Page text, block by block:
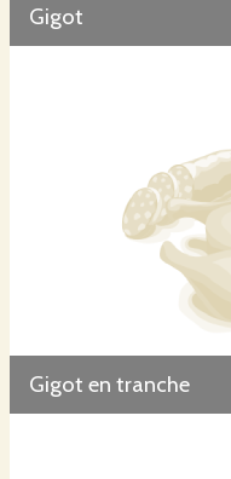
Gigot
Gigot en tranche